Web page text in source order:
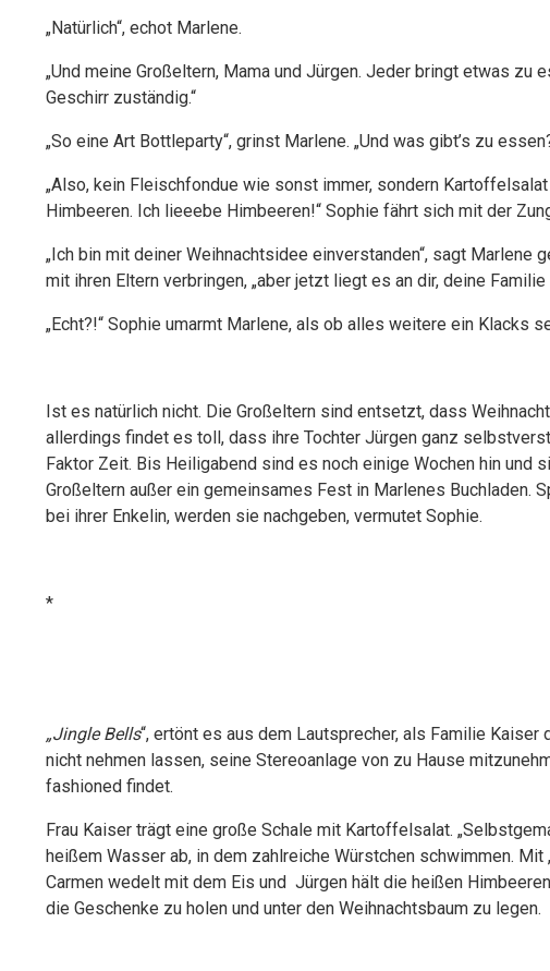
„Natürlich“, echot Marlene.
„Und meine Großeltern, Mama und Jürgen. Jeder bringt etwas zu
Geschirr zuständig.“
„So eine Art Bottleparty“, grinst Marlene. „Und was gibt’s zu
„Also, kein Fleischfondue wie sonst immer, sondern
Himbeeren. Ich lieeebe Himbeeren!“ Sophie fährt sich mit der
„Ich bin mit deiner Weihnachtsidee einverstanden“, sagt Marlene
mit ihren Eltern verbringen, „aber jetzt liegt es an dir, deine Familie
„Echt?!“ Sophie umarmt Marlene, als ob alles weitere ein Klacks
Ist es natürlich nicht. Die Großeltern sind entsetzt, dass
allerdings findet es toll, dass ihre Tochter Jürgen ganz
Faktor Zeit. Bis Heiligabend sind es noch einige Wochen hin und
Großeltern außer ein gemeinsames Fest in Marlenes Buchladen.
bei ihrer Enkelin, werden sie nachgeben, vermutet Sophie.
*
„Jingle Bells“, ertönt es aus dem Lautsprecher, als Familie
nicht nehmen lassen, seine Stereoanlage von zu Hause
fashioned findet.
Frau Kaiser trägt eine große Schale mit Kartoffelsalat.
heißem Wasser ab, in dem zahlreiche Würstchen schwimmen.
Carmen wedelt mit dem Eis und Jürgen hält die heißen
die Geschenke zu holen und unter den Weihnachtsbaum zu legen.